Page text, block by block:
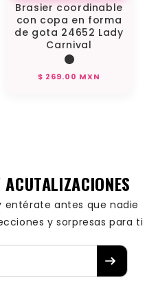
Brasier coordinable
con copa en forma
de gota 24652 Lady
Carnival
Precio
$ 269.00 MXN
entérate antes que nadie
y sorpresas para ti